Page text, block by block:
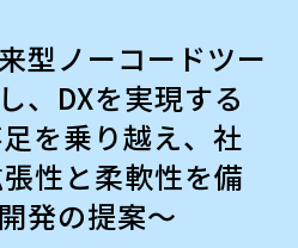
型ノーコードツー
、DXを実現する
を乗り越え、社
性と柔軟性を備
発の提案～